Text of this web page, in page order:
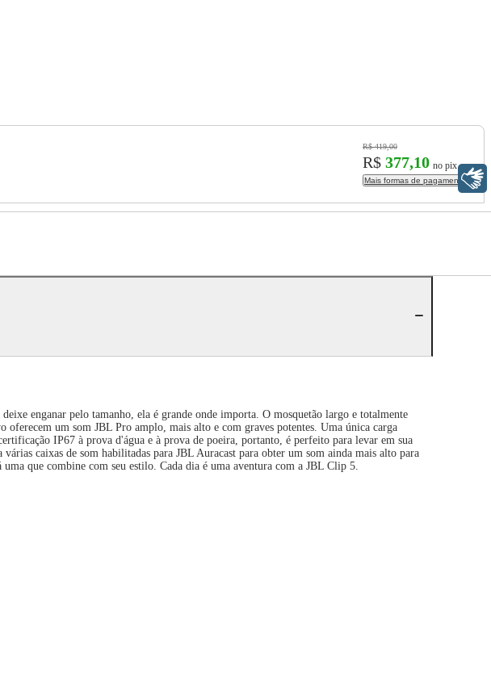
R$ 419,00
R$ 377,10 no pix
Mais formas de pagamento
enganar pelo tamanho, ela é grande onde importa. O mosquetão largo e totalmente
um som JBL Pro amplo, mais alto e com graves potentes. Uma única carga
IP67 à prova d'água e à prova de poeira, portanto, é perfeito para levar em sua
caixas de som habilitadas para JBL Auracast para obter um som ainda mais alto para
que combine com seu estilo. Cada dia é uma aventura com a JBL Clip 5.
Libras